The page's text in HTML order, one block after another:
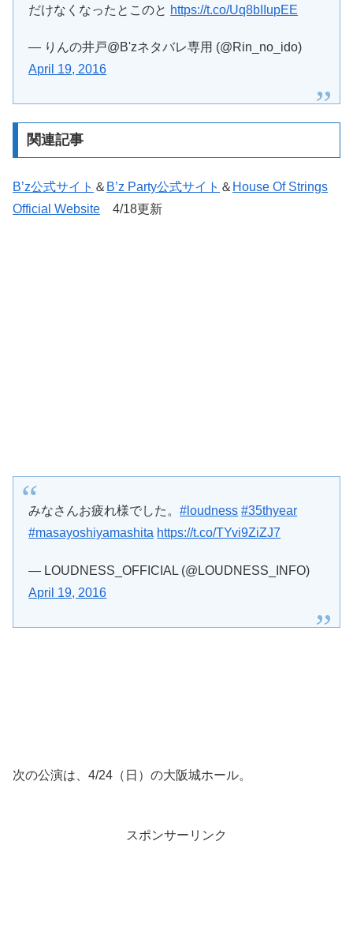
だけなくなったとこのと https://t.co/Uq8bIIupEE
— りんの井戸@B'zネタバレ専用 (@Rin_no_ido)
April 19, 2016
関連記事
B’z公式サイト ＆ B’z Party公式サイト ＆ House Of Strings
Official Website 4/18更新
みなさんお疲れ様でした。#loudness #35thyear
#masayoshiyamashita https://t.co/TYvi9ZiZJ7
— LOUDNESS_OFFICIAL (@LOUDNESS_INFO)
April 19, 2016
次の公演は、4/24（日）の大阪城ホール。
スポンサーリンク